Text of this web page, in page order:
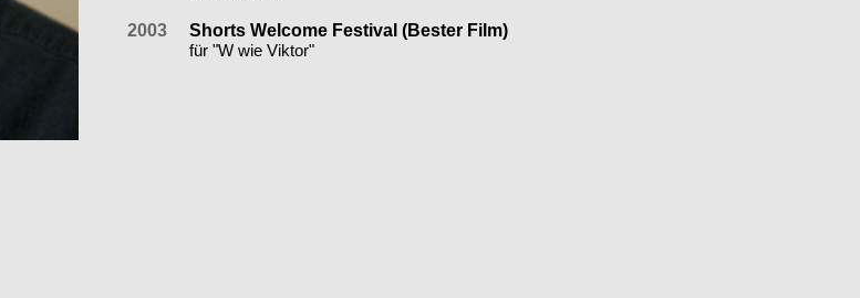
2003
Shorts Welcome Festival (Bester Film)
für "W wie Viktor"